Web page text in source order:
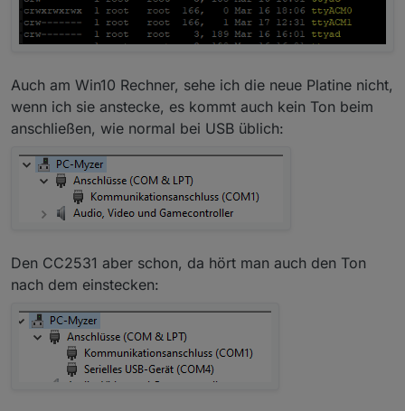
Auch am Win10 Rechner, sehe ich die neue Platine nicht,
wenn ich sie anstecke, es kommt auch kein Ton beim
anschließen, wie normal bei USB üblich:
Den CC2531 aber schon, da hört man auch den Ton
nach dem einstecken: